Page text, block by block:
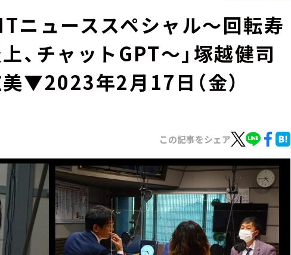
ITニューススペシャル～回転寿
、チャットGPT～」塚越健司
▼2023年2月17日（金）
この記事をシェア